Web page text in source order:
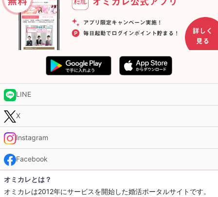
LINE
X
Instagram
Facebook
オミカレとは？
オミカレは2012年にサービスを開始した婚活ポータルサイトです。